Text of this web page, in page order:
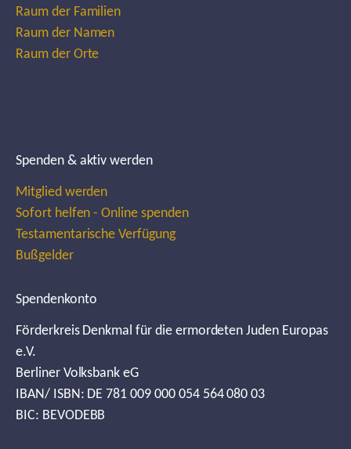
Raum der Familien
Raum der Namen
Raum der Orte
Spenden & aktiv werden
Mitglied werden
Sofort helfen - Online spenden
Testamentarische Verfügung
Bußgelder
Spendenkonto
Förderkreis Denkmal für die ermordeten Juden Europas
e.V.
Berliner Volksbank eG
IBAN/ ISBN: DE 781 009 000 054 564 080 03
BIC: BEVODEBB